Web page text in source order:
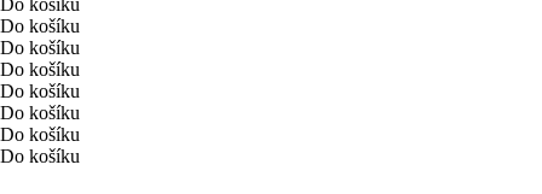
Do košíku
Do košíku
Do košíku
Do košíku
Do košíku
Do košíku
Do košíku
Do košíku